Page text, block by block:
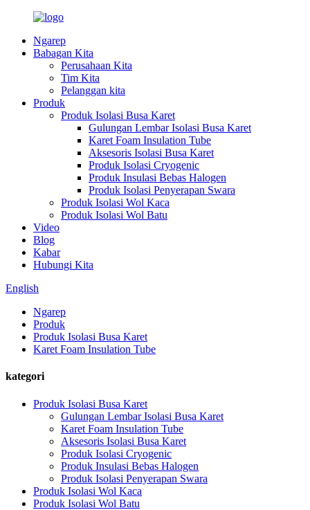
Ngarep
Babagan Kita
Perusahaan Kita
Tim Kita
Pelanggan kita
Produk
Produk Isolasi Busa Karet
Gulungan Lembar Isolasi Busa Karet
Karet Foam Insulation Tube
Aksesoris Isolasi Busa Karet
Produk Isolasi Cryogenic
Produk Insulasi Bebas Halogen
Produk Isolasi Penyerapan Swara
Produk Isolasi Wol Kaca
Produk Isolasi Wol Batu
Video
Blog
Kabar
Hubungi Kita
English
Ngarep
Produk
Produk Isolasi Busa Karet
Karet Foam Insulation Tube
kategori
Produk Isolasi Busa Karet
Gulungan Lembar Isolasi Busa Karet
Karet Foam Insulation Tube
Aksesoris Isolasi Busa Karet
Produk Isolasi Cryogenic
Produk Insulasi Bebas Halogen
Produk Isolasi Penyerapan Swara
Produk Isolasi Wol Kaca
Produk Isolasi Wol Batu